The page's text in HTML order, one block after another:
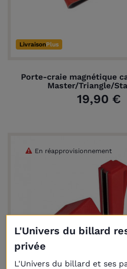
LivraisonPlus
Porte-craie magnétique
Master/Triangle/
19,90 €
En réapprovisionnement
L'Univers du billard
privée
L'Univers du billard et ses